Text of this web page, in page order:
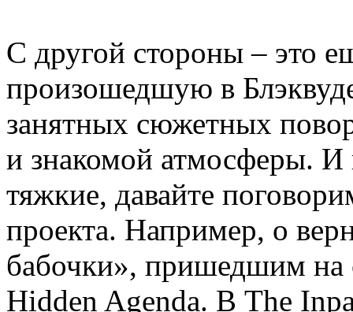
С другой стороны – это
произошедшую в
занятных сюжетных
и знакомой атмосферы. И
тяжкие, давайте
проекта. Например, о
бабочки», пришедшим на
Hidden Agenda. В The